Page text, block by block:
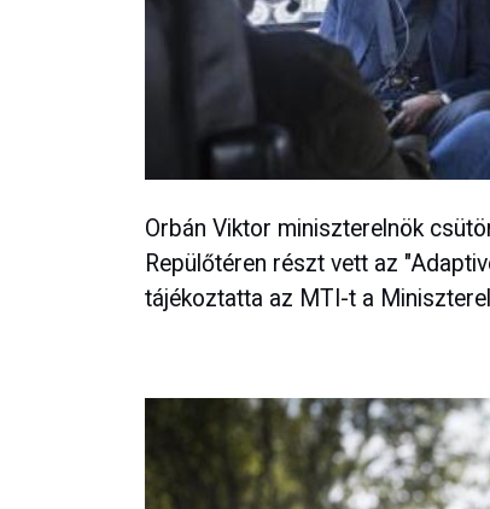
Orbán Viktor miniszterelnök
Repülőtéren részt vett az
tájékoztatta az MTI-t a